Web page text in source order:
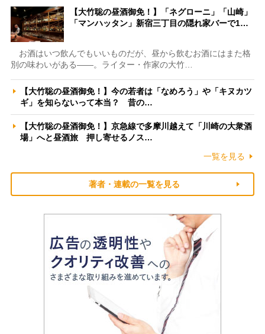
【大竹聡の昼酒御免！】「ネグローニ」「山崎」
「マンハッタン」新宿三丁目の隠れ家バーで1…
お酒はいつ飲んでもいいものだが、昼から飲むお酒にはまた格
別の味わいがある――。ライター・作家の大竹…
【大竹聡の昼酒御免！】今の若者は「なめろう」や「キヌカツ
ギ」を知らないって本当？ 昔の…
【大竹聡の昼酒御免！】京急線で多摩川越えて「川崎の大衆酒
場」へと昼酒旅 押し寄せるノス…
一覧を見る
著者・連載の一覧を見る